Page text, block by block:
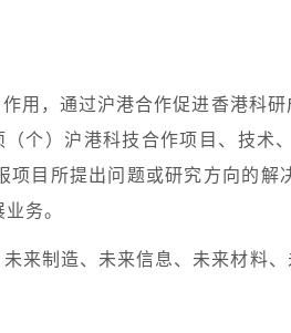
用，通过沪港合作促进香港科
（个）沪港科技合作项目、技术
目所提出问题或研究方向的
务。
来制造、未来信息、未来材料